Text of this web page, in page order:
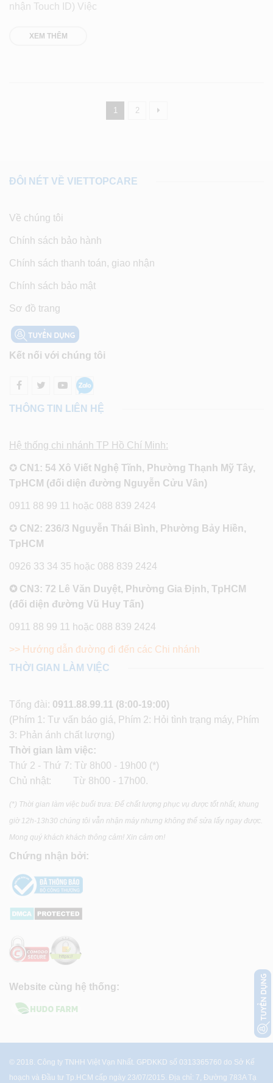
nhận Touch ID) Việc
XEM THÊM
1 2
ĐÔI NÉT VỀ VIETTOPCARE
Về chúng tôi
Chính sách bảo hành
Chính sách thanh toán, giao nhận
Chính sách bảo mật
Sơ đồ trang
Kết nối với chúng tôi
THÔNG TIN LIÊN HỆ
Hệ thống chi nhánh TP Hồ Chí Minh:
✪ CN1: 54 Xô Viết Nghệ Tĩnh, Phường Thạnh Mỹ Tây,
TpHCM (đối diện đường Nguyễn Cửu Vân)
0911 88 99 11 hoặc 088 839 2424
✪ CN2: 236/3 Nguyễn Thái Bình, Phường Bảy Hiền,
TpHCM
0926 33 34 35 hoặc 088 839 2424
✪ CN3: 72 Lê Văn Duyệt, Phường Gia Định, TpHCM
(đối diện đường Vũ Huy Tấn)
0911 88 99 11 hoặc 088 839 2424
>> Hướng dẫn đường đi đến các Chi nhánh
THỜI GIAN LÀM VIỆC
Tổng đài: 0911.88.99.11 (8:00-19:00)
(Phím 1: Tư vấn báo giá, Phím 2: Hỏi tình trạng máy, Phím
3: Phản ánh chất lượng)
Thời gian làm việc:
Thứ 2 - Thứ 7: Từ 8h00 - 19h00 (*)
Chủ nhật: Từ 8h00 - 17h00.
(*) Thời gian làm việc buổi trưa: Để chất lượng phục vụ được tốt nhất, khung
giờ 12h-13h30 chúng tôi vẫn nhận máy nhưng không thể sửa lấy ngay được.
Mong quý khách khách thông cảm! Xin cảm ơn!
Chứng nhận bởi:
Website cùng hệ thống:
© 2018. Công ty TNHH Việt Vạn Nhất. GPDKKD số 0313365760 do Sở Kế
hoạch và Đầu tư Tp.HCM cấp ngày 23/07/2015. Địa chỉ: 7, Đường 783A Tạ